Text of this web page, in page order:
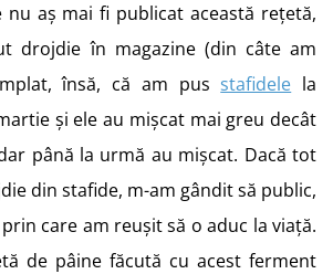
nu aș mai fi publicat această rețetă,
drojdie în magazine (din câte am
însă, că am pusstafidele la
și ele au mișcat mai greu decât
până la urmă au mișcat. Dacă tot
din stafide, m-am gândit să public,
care am reușit să o aduc la viață.
de pâine făcută cu acest ferment